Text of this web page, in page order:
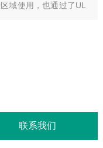
域使用，也通过了UL
联系我们